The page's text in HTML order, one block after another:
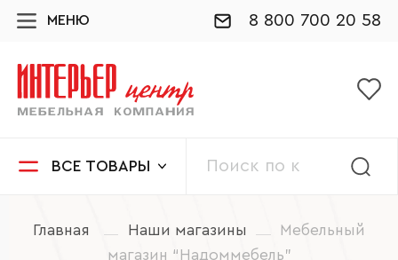
МЕНЮ 8 800 700 20 58
ВСЕ ТОВАРЫ
Главная Наши магазины
Мебельный
магазин “Надоммебель”